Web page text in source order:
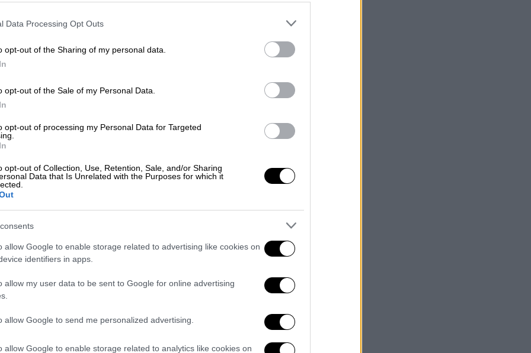
Data Processing Opt Outs
opt-out of the Sharing of my personal data.
opt-out of the Sale of my Personal Data.
opt-out of processing my Personal Data for Targeted
opt-out of Collection, Use, Retention, Sale, and/or Sharing
Data that Is Unrelated with the Purposes for which it
allow Google to enable storage related to advertising like cookies on
identifiers in apps.
allow my user data to be sent to Google for online advertising
allow Google to send me personalized advertising.
allow Google to enable storage related to analytics like cookies on
Κτηνιατρικής, με έδρα την
προς υπογραφή στα συναρμόδια
και Οικονομικών.
της κυβέρνησης να δίνει το
κάρτα
σπουδών
γνώμης της Συγκλήτου του
της Εθνικής Αρχής Ανώτατης
παροχή υψηλού επιπέδου εκπαίδευσης
επιστήμης. Προβλέπεται
ακαδημαϊκά εξάμηνα), διασφαλίζοντας
επιστημονική και επαγγελματική
θα αντιστοιχεί σε επίπεδο 6 του
το δικαίωμα άσκησης του
τις χώρες της ΕΕ. Στο Τμήμα